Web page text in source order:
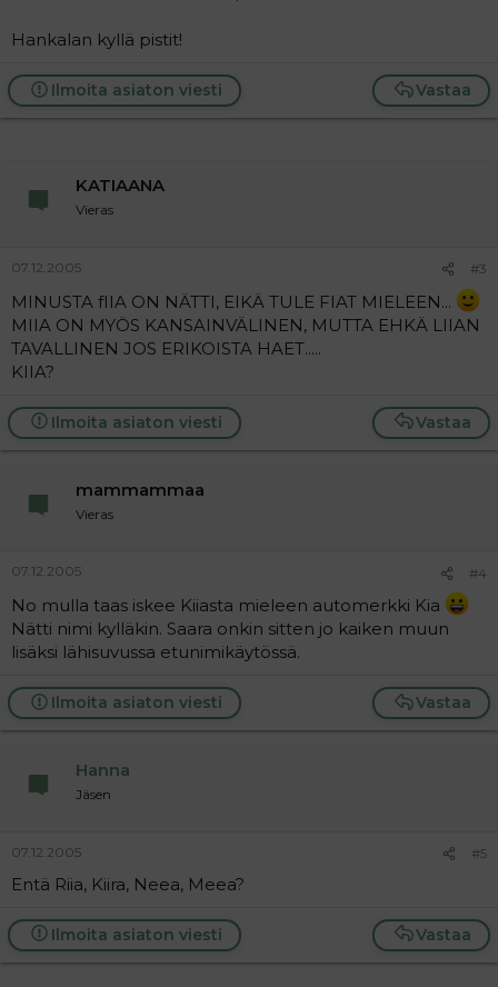
Hankalan kyllä pistit!
Vastaa
Ilmoita asiaton viesti
KATIAANA
Vieras
07.12.2005 #3
MINUSTA fIIA ON NÄTTI, EIKÄ TULE FIAT MIELEEN...
MIIA ON MYÖS KANSAINVÄLINEN, MUTTA EHKÄ LIIAN
TAVALLINEN JOS ERIKOISTA HAET.....
KIIA?
Vastaa
Ilmoita asiaton viesti
mammammaa
Vieras
07.12.2005 #4
No mulla taas iskee Kiiasta mieleen automerkki Kia
Nätti nimi kylläkin. Saara onkin sitten jo kaiken muun
lisäksi lähisuvussa etunimikäytössä.
Vastaa
Ilmoita asiaton viesti
Hanna
Jäsen
07.12.2005 #5
Entä Riia, Kiira, Neea, Meea?
Vastaa
Ilmoita asiaton viesti